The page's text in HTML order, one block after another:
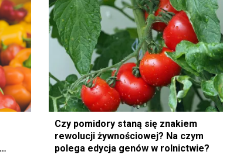
Czy pomidory staną się znakiem
rewolucji żywnościowej? Na czym
polega edycja genów w rolnictwie?